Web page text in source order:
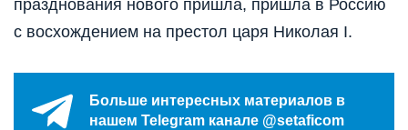
празднования нового пришла, пришла в Россию
с восхождением на престол царя Николая I.
Больше интересных материалов в
нашем Telegram канале @setaficom